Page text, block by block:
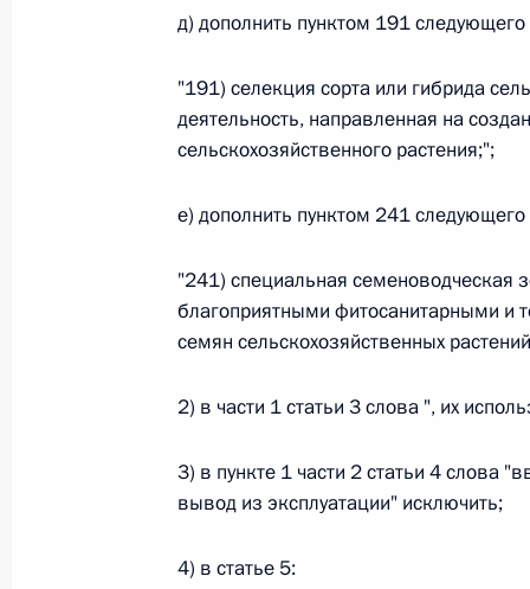
26 июля 2026 года
Федеральный закон от
О внесении изменений в статью 13–2
изменений в Федеральный закон „Об
Федеральный закон от
О внесении изменения в статью 10
д) дополнить пунктом 191
"191) селекция сорта или гибрида
деятельность, направленная на
сельскохозяйственного растения;";
е) дополнить пунктом 241
"241) специальная семеноводческая
благоприятными фитосанитарными и
семян сельскохозяйственных
2) в части 1 статьи 3 слова ", их
3) в пункте 1 части 2 статьи 4 слова
вывод из эксплуатации" исключить;
4) в статье 5: